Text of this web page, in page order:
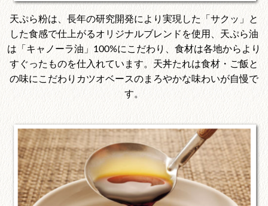
天ぷら粉は、長年の研究開発により実現した「サクッ」と
した食感で仕上がるオリジナルブレンドを使用、天ぷら油
は「キャノーラ油」100%にこだわり、食材は各地からより
すぐったものを仕入れています。天丼たれは食材・ご飯と
の味にこだわりカツオベースのまろやかな味わいが自慢で
す。